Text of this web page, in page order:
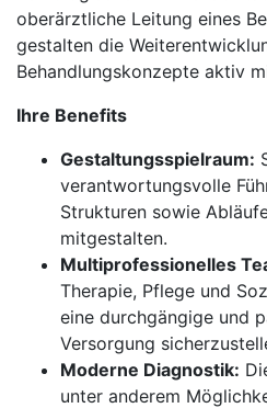
oberärztliche Leitung eines
gestalten die
Behandlungskonzepte aktiv
Ihre Benefits
Gestaltungsspielraum:
verantwortungsvolle
Strukturen sowie
mitgestalten.
Multiprofessionelles
Therapie, Pflege und
eine durchgängige und
Versorgung
Moderne Diagnostik:
unter anderem